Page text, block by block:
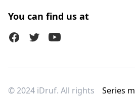
You can find us at
FacebookTwitter (X)Youtube
© 2024 iDruf. All rights Series